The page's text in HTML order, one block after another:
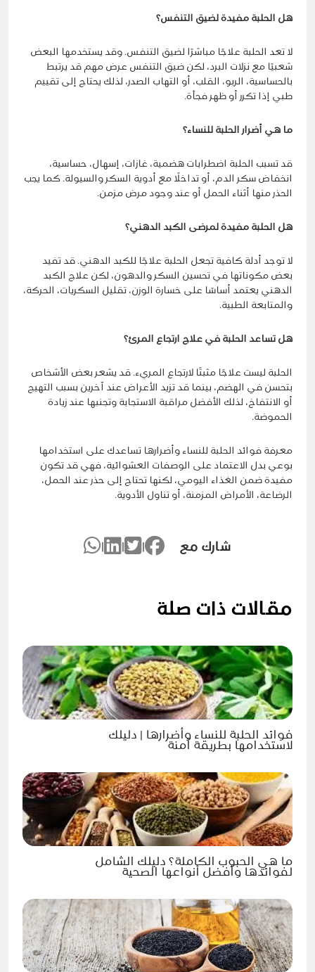
هل الحلبة مفيدة لضيق التنفس؟
لا تعد الحلبة علاجًا مباشرًا لضيق التنفس. وقد يستخدمها البعض
شعبيًا مع نزلات البرد، لكن ضيق التنفس عرض مهم قد يرتبط
بالحساسية، الربو، القلب، أو التهاب الصدر، لذلك يحتاج إلى تقييم
طبي إذا تكرر أو ظهر فجأة.
ما هي أضرار الحلبة للنساء؟
قد تسبب الحلبة اضطرابات هضمية، غازات، إسهال، حساسية،
انخفاض سكر الدم، أو تداخلًا مع أدوية السكر والسيولة. كما يجب
الحذر منها أثناء الحمل أو عند وجود مرض مزمن.
هل الحلبة مفيدة لمرضى الكبد الدهني؟
لا توجد أدلة كافية تجعل الحلبة علاجًا للكبد الدهني. قد تفيد
بعض مكوناتها في تحسين السكر والدهون، لكن علاج الكبد
الدهني يعتمد أساسًا على خسارة الوزن، تقليل السكريات، الحركة،
والمتابعة الطبية.
هل تساعد الحلبة في علاج ارتجاع المرئ؟
الحلبة ليست علاجًا مثبتًا لارتجاع المريء. قد يشعر بعض الأشخاص
بتحسن في الهضم، بينما قد تزيد الأعراض عند آخرين بسبب التهيج
أو الانتفاخ، لذلك الأفضل مراقبة الاستجابة وتجنبها عند زيادة
الحموضة.
معرفة فوائد الحلبة للنساء وأضرارها تساعدك على استخدامها
بوعي بدل الاعتماد على الوصفات العشوائية، فهي قد تكون
مفيدة ضمن الغذاء اليومي، لكنها تحتاج إلى حذر عند الحمل،
الرضاعة، الأمراض المزمنة، أو تناول الأدوية.
شارك مع
مقالات ذات صلة
فوائد الحلبة للنساء وأضرارها | دليلك
لاستخدامها بطريقة آمنة
ما هي الحبوب الكاملة؟ دليلك الشامل
لفوائدها وأفضل أنواعها الصحية